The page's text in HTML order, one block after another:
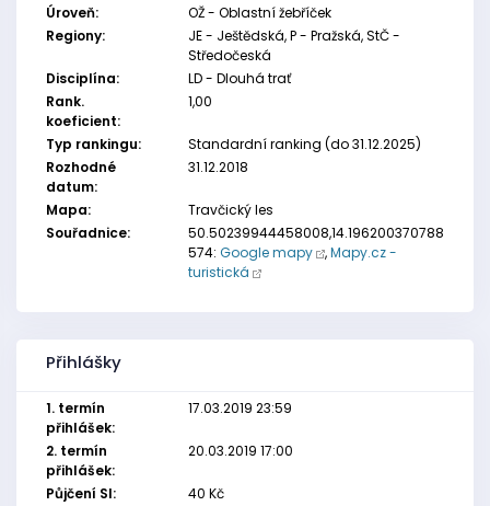
Úroveň:
OŽ - Oblastní žebříček
Regiony:
JE - Ještědská, P - Pražská, StČ -
Středočeská
Disciplína:
LD - Dlouhá trať
Rank.
koeficient:
1,00
Typ rankingu:
Standardní ranking (do 31.12.2025)
Rozhodné
datum:
31.12.2018
Mapa:
Travčický les
Souřadnice:
50.50239944458008,14.196200370788
574: Google mapy ,Mapy.cz -
turistická
Přihlášky
1. termín
přihlášek:
17.03.2019 23:59
2. termín
přihlášek:
20.03.2019 17:00
Půjčení SI:
40 Kč